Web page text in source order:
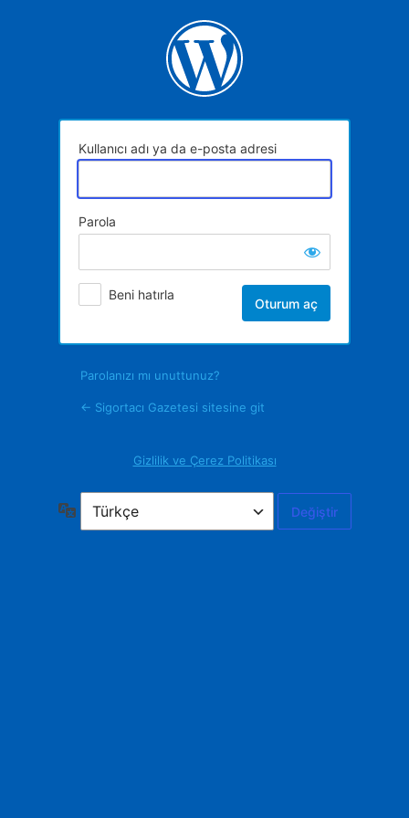
Kullanıcı adı ya da e-posta adresi
Parola
Beni hatırla
Parolanızı mı unuttunuz?
← Sigortacı Gazetesi sitesine git
Gizlilik ve Çerez Politikası
Dil